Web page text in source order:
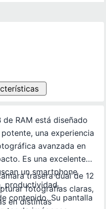
de RAM está diseñado
una experiencia
avanzada en
Es una excelente
un smartphone
productividad,
contenido. Su pantalla
trasera dual de 12
fotografías claras,
en distintas